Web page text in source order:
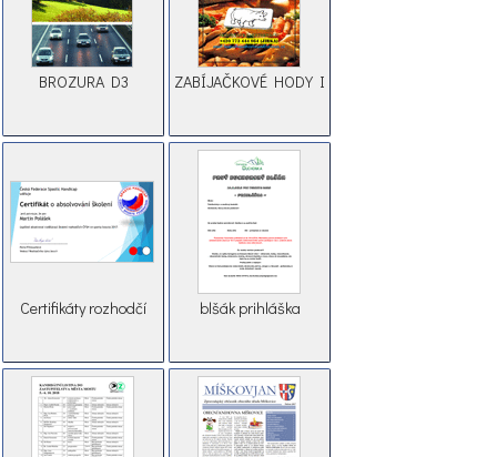
BROZURA D3 ZABÍJAČKOVÉ HODY I
Certifikáty rozhodčí blšák prihláška